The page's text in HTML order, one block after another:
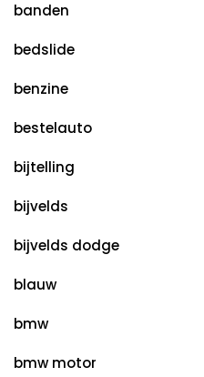
banden
bedslide
benzine
bestelauto
bijtelling
bijvelds
bijvelds dodge
blauw
bmw
bmw motor